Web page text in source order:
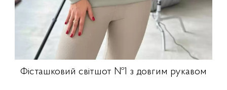
Фісташковий світшот №1 з довгим рукавом